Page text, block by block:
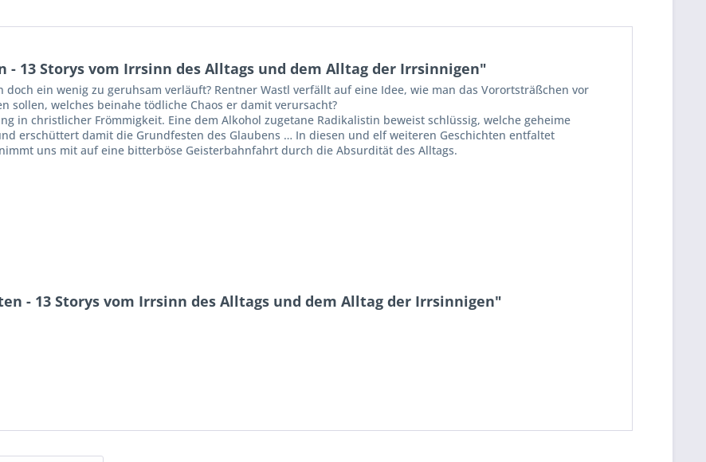
13 Storys vom Irrsinn des Alltags und dem Alltag der Irrsinnigen"
ein wenig zu geruhsam verläuft? Rentner Wastl verfällt auf eine Idee, wie man das Vorortsträßchen vor
sollen, welches beinahe tödliche Chaos er damit verursacht?
in christlicher Frömmigkeit. Eine dem Alkohol zugetane Radikalistin beweist schlüssig, welche geheime
erschüttert damit die Grundfesten des Glaubens … In diesen und elf weiteren Geschichten entfaltet
uns mit auf eine bitterböse Geisterbahnfahrt durch die Absurdität des Alltags.
- 13 Storys vom Irrsinn des Alltags und dem Alltag der Irrsinnigen"